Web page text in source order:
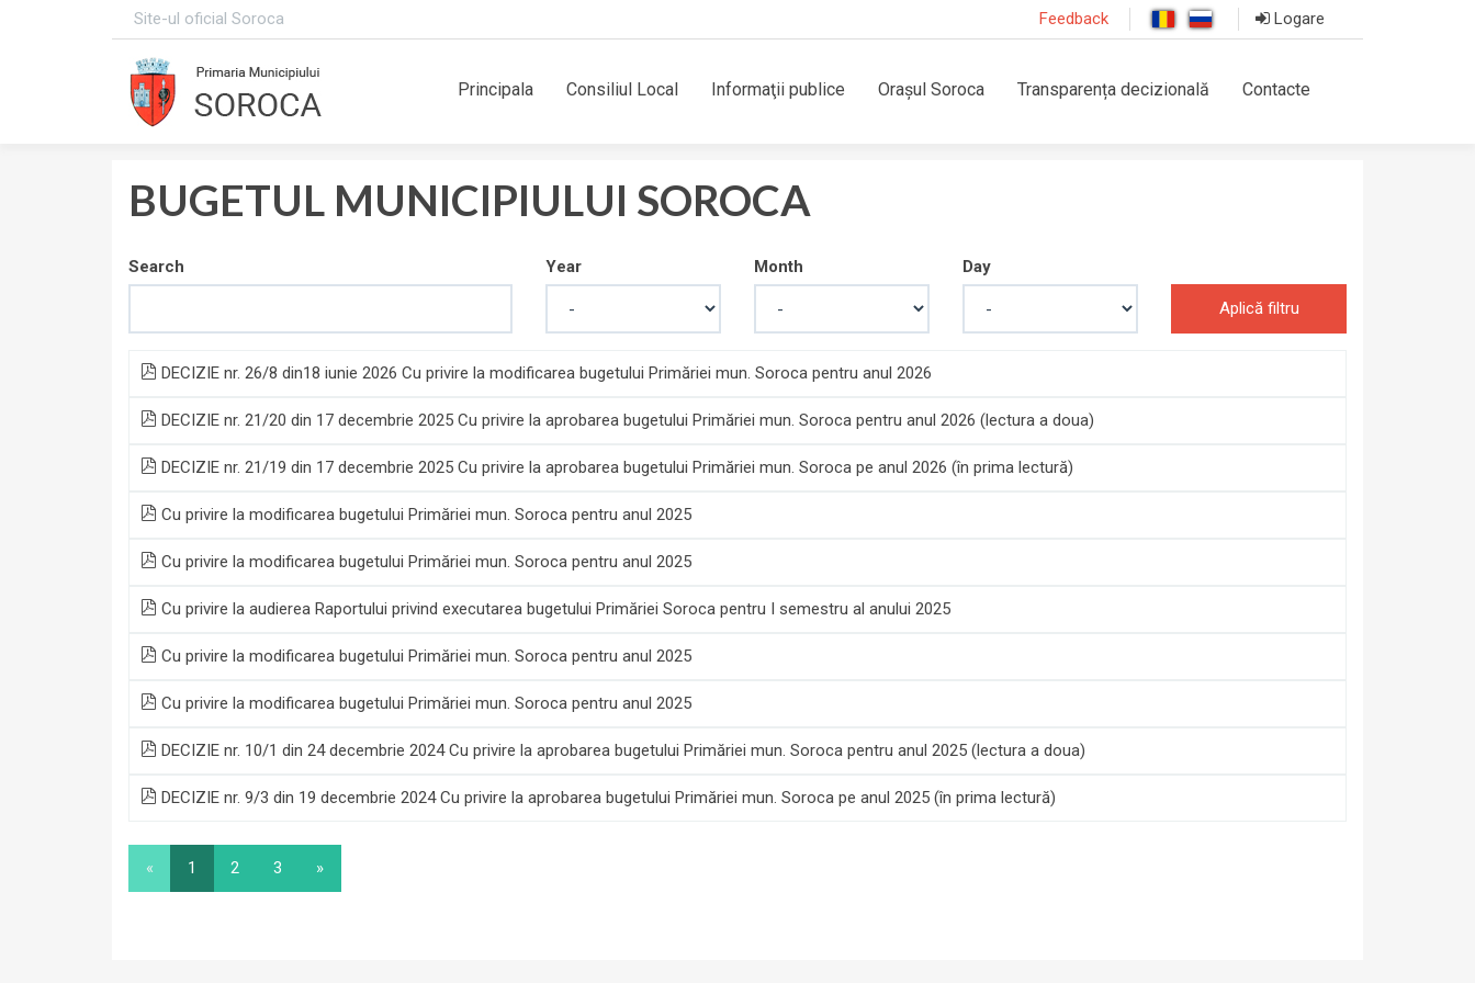
Site-ul oficial Soroca Feedback Logare
Principala Consiliul Local Informaţii publice Orașul Soroca Transparența decizională Contacte
BUGETUL MUNICIPIULUI SOROCA
Search Year Month Day
Aplică filtru
DECIZIE nr. 26/8 din18 iunie 2026 Cu privire la modificarea bugetului Primăriei mun. Soroca pentru anul 2026
DECIZIE nr. 21/20 din 17 decembrie 2025 Cu privire la aprobarea bugetului Primăriei mun. Soroca pentru anul 2026 (lectura a doua)
DECIZIE nr. 21/19 din 17 decembrie 2025 Cu privire la aprobarea bugetului Primăriei mun. Soroca pe anul 2026 (în prima lectură)
Cu privire la modificarea bugetului Primăriei mun. Soroca pentru anul 2025
Cu privire la modificarea bugetului Primăriei mun. Soroca pentru anul 2025
Cu privire la audierea Raportului privind executarea bugetului Primăriei Soroca pentru I semestru al anului 2025
Cu privire la modificarea bugetului Primăriei mun. Soroca pentru anul 2025
Cu privire la modificarea bugetului Primăriei mun. Soroca pentru anul 2025
DECIZIE nr. 10/1 din 24 decembrie 2024 Cu privire la aprobarea bugetului Primăriei mun. Soroca pentru anul 2025 (lectura a doua)
DECIZIE nr. 9/3 din 19 decembrie 2024 Cu privire la aprobarea bugetului Primăriei mun. Soroca pe anul 2025 (în prima lectură)
« 1 2 3 »